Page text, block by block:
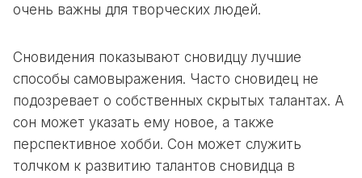
очень важны для творческих людей.
Сновидения показывают сновидцу лучшие
способы самовыражения. Часто сновидец не
подозревает о собственных скрытых талантах. А
сон может указать ему новое, а также
перспективное хобби. Сон может служить
толчком к развитию талантов сновидца в